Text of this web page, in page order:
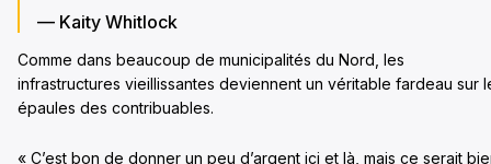
— Kaity Whitlock
Comme dans beaucoup de municipalités du Nord, les
infrastructures vieillissantes deviennent un véritable fardeau sur
épaules des contribuables.
« C’est bon de donner un peu d’argent ici et là, mais ce serait